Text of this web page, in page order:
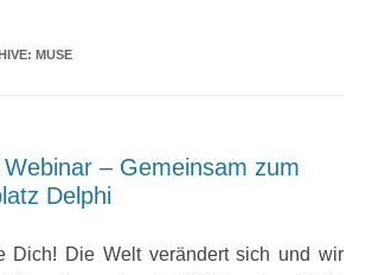
MUSE
– Gemeinsam zum
Delphi
Dich! Die Welt verändert sich und wir